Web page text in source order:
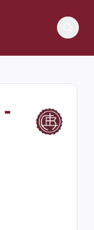
disputado el